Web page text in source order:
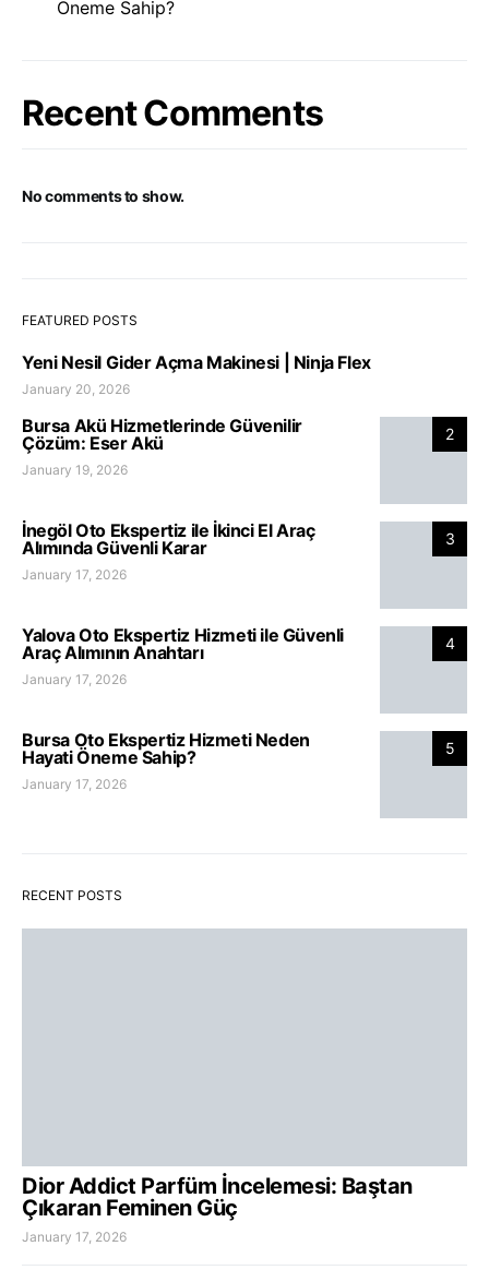
Öneme Sahip?
Recent Comments
No comments to show.
FEATURED POSTS
Yeni Nesil Gider Açma Makinesi | Ninja Flex
January 20, 2026
2
Bursa Akü Hizmetlerinde Güvenilir
Çözüm: Eser Akü
January 19, 2026
3
İnegöl Oto Ekspertiz ile İkinci El Araç
Alımında Güvenli Karar
January 17, 2026
4
Yalova Oto Ekspertiz Hizmeti ile Güvenli
Araç Alımının Anahtarı
January 17, 2026
5
Bursa Oto Ekspertiz Hizmeti Neden
Hayati Öneme Sahip?
January 17, 2026
RECENT POSTS
Dior Addict Parfüm İncelemesi: Baştan
Çıkaran Feminen Güç
January 17, 2026